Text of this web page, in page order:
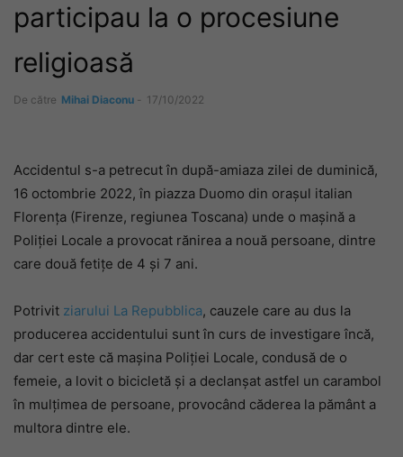
participau la o procesiune
religioasă
De către Mihai Diaconu - 17/10/2022
Accidentul s-a petrecut în după-amiaza zilei de duminică,
16 octombrie 2022, în piazza Duomo din orașul italian
Florența (Firenze, regiunea Toscana) unde o mașină a
Poliției Locale a provocat rănirea a nouă persoane, dintre
care două fetițe de 4 și 7 ani.
Potrivit ziarului La Repubblica, cauzele care au dus la
producerea accidentului sunt în curs de investigare încă,
dar cert este că mașina Poliției Locale, condusă de o
femeie, a lovit o bicicletă și a declanșat astfel un carambol
în mulțimea de persoane, provocând căderea la pământ a
multora dintre ele.